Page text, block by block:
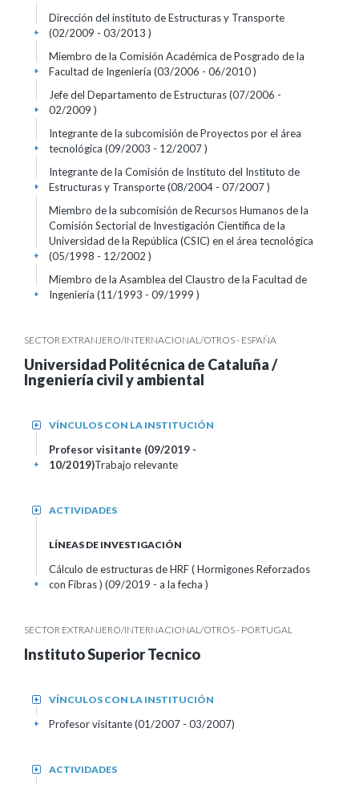
Dirección del instituto de Estructuras y Transporte
(02/2009 - 03/2013 )
+
Miembro de la Comisión Académica de Posgrado de la
Facultad de Ingeniería (03/2006 - 06/2010 )
+
Jefe del Departamento de Estructuras (07/2006 -
02/2009 )
+
Integrante de la subcomisión de Proyectos por el área
tecnológica (09/2003 - 12/2007 )
+
Integrante de la Comisión de Instituto del Instituto de
Estructuras y Transporte (08/2004 - 07/2007 )
+
Miembro de la subcomisión de Recursos Humanos de la
Comisión Sectorial de Investigación Científica de la
Universidad de la República (CSIC) en el área tecnológica
(05/1998 - 12/2002 )
+
Miembro de la Asamblea del Claustro de la Facultad de
Ingeniería (11/1993 - 09/1999 )
+
SECTOR EXTRANJERO/INTERNACIONAL/OTROS - ESPAÑA
Universidad Politécnica de Cataluña /
Ingeniería civil y ambiental
VÍNCULOS CON LA INSTITUCIÓN
+
Profesor visitante (09/2019 -
10/2019)Trabajo relevante
+
ACTIVIDADES
+
LÍNEAS DE INVESTIGACIÓN
Cálculo de estructuras de HRF ( Hormigones Reforzados
con Fibras ) (09/2019 - a la fecha )
+
SECTOR EXTRANJERO/INTERNACIONAL/OTROS - PORTUGAL
Instituto Superior Tecnico
VÍNCULOS CON LA INSTITUCIÓN
+
Profesor visitante (01/2007 - 03/2007)
+
ACTIVIDADES
+